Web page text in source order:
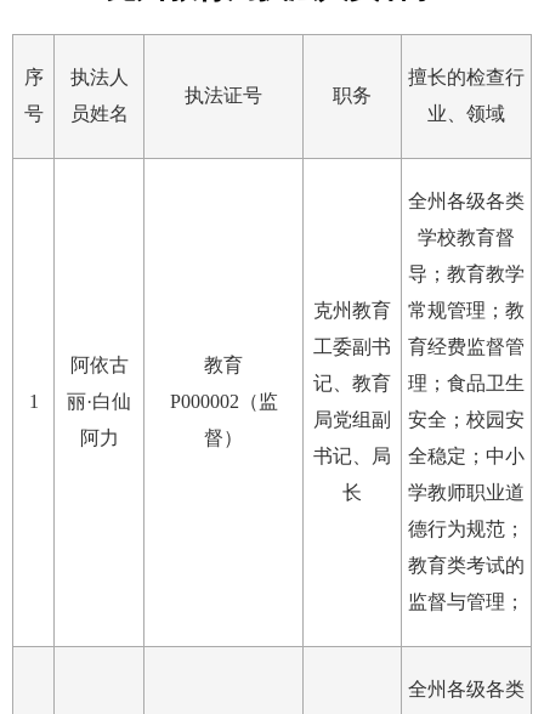
序
号
执法人
员姓名
执法证号 职务
擅长的检查行
业、领域
1
阿依古
丽·白仙
阿力
教育
P000002（监
督）
克州教育
工委副书
记、教育
局党组副
书记、局
长
全州各级各类
学校教育督
导；教育教学
常规管理；教
育经费监督管
理；食品卫生
安全；校园安
全稳定；中小
学教师职业道
德行为规范；
教育类考试的
监督与管理；
全州各级各类